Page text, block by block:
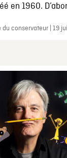
en 1960.
conservateur | 19